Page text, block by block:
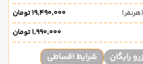
۱۹٬۴۹۰٬۰۰۰ تومان
۱٬۹۹۰٬۰۰۰ تومان
رایگان شرایط اقساطی